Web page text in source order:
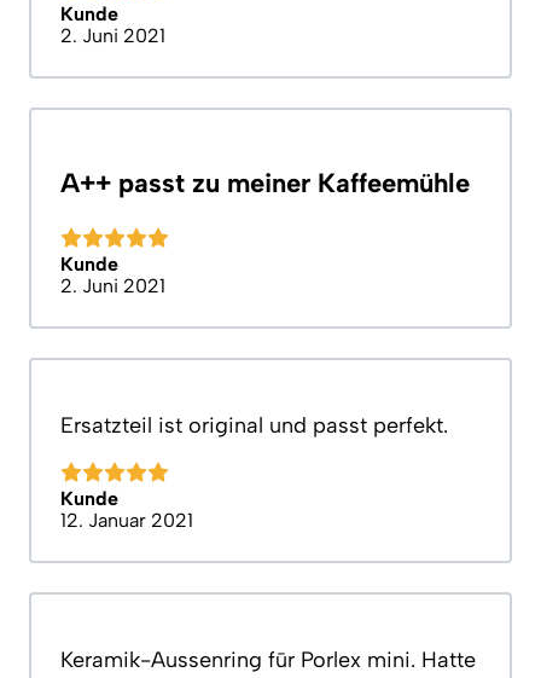
Kunde
2. Juni 2021
A++ passt zu meiner Kaffeemühle
Kunde
2. Juni 2021
Ersatzteil ist original und passt perfekt.
Kunde
12. Januar 2021
Keramik-Aussenring fūr Porlex mini. Hatte